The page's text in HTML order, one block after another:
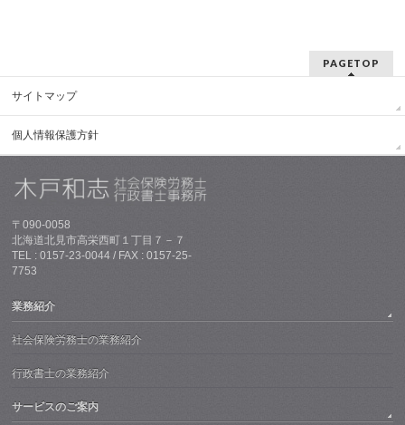
PAGETOP
サイトマップ
個人情報保護方針
〒090-0058
北海道北見市高栄西町１丁目７－７
TEL : 0157-23-0044 / FAX : 0157-25-
7753
業務紹介
社会保険労務士の業務紹介
行政書士の業務紹介
サービスのご案内